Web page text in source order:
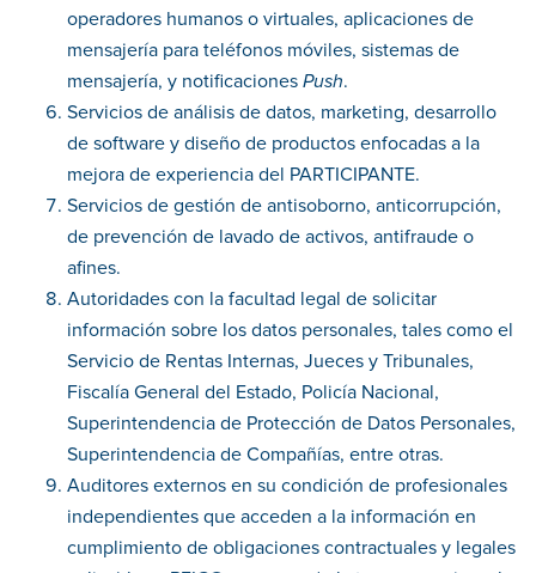
operadores humanos o virtuales, aplicaciones de
mensajería para teléfonos móviles, sistemas de
mensajería, y notificaciones Push.
Servicios de análisis de datos, marketing, desarrollo
de software y diseño de productos enfocadas a la
mejora de experiencia del PARTICIPANTE.
Servicios de gestión de antisoborno, anticorrupción,
de prevención de lavado de activos, antifraude o
afines.
Autoridades con la facultad legal de solicitar
información sobre los datos personales, tales como el
Servicio de Rentas Internas, Jueces y Tribunales,
Fiscalía General del Estado, Policía Nacional,
Superintendencia de Protección de Datos Personales,
Superintendencia de Compañías, entre otras.
Auditores externos en su condición de profesionales
independientes que acceden a la información en
cumplimiento de obligaciones contractuales y legales